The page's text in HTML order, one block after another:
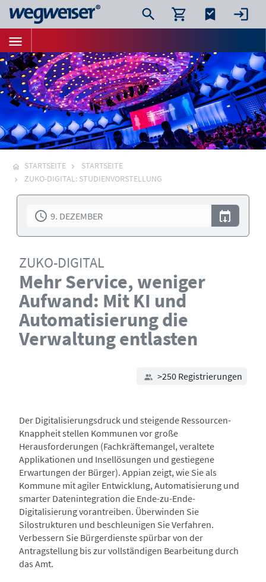
STARTSEITE
STARTSEITE
ZUKO-DIGITAL: STUDIENVORSTELLUNG
9. DEZEMBER
ZUKO-DIGITAL
Mehr Service, weniger
Aufwand: Mit KI und
Automatisierung die
Verwaltung entlasten
>250 Registrierungen
Der Digitalisierungsdruck und steigende Ressourcen-
Knappheit stellen Kommunen vor große
Herausforderungen (Fachkräftemangel, veraltete
Applikationen und Insellösungen und gestiegene
Erwartungen der Bürger). Appian zeigt, wie Sie als
Kommune mit agiler Entwicklung, Automatisierung und
smarter Datenintegration die Ende-zu-Ende-
Digitalisierung vorantreiben. Überwinden Sie
Silostrukturen und beschleunigen Sie Verfahren.
Verbessern Sie Bürgerdienste spürbar von der
Antragstellung bis zur vollständigen Bearbeitung durch
das Amt.